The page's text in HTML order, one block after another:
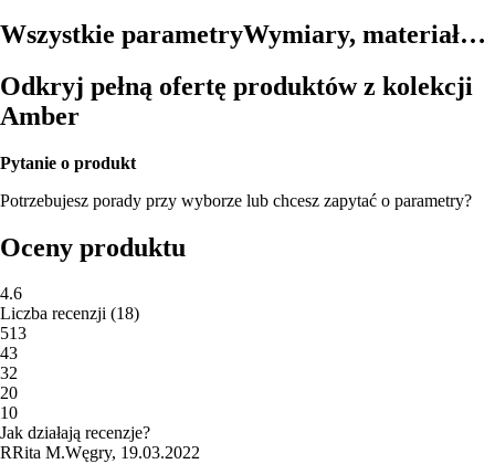
Wszystkie parametryWymiary, materiał…
Odkryj pełną ofertę produktów z kolekcji
Amber
Pytanie o produkt
Potrzebujesz porady przy wyborze lub chcesz zapytać o parametry?
Oceny produktu
4.6
Liczba recenzji (18)
513
43
32
20
10
Jak działają recenzje?
RRita M.Węgry, 19.03.2022